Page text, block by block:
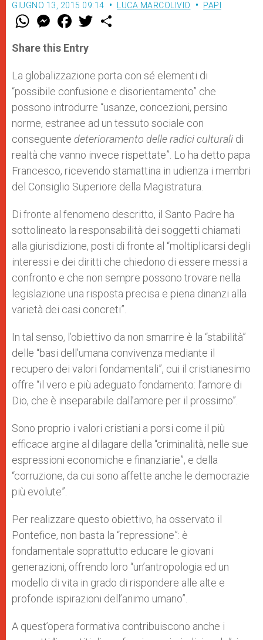
GIUGNO 13, 2015 09:14 LUCA MARCOLIVIO PAPI
W
t
s
p
p
M
e
s
e
g
e
r
F
a
e
b
o
k
w
Share this Entry
La globalizzazione porta con sé elementi di
“possibile confusione e disorientamento” che
possono introdurre “usanze, concezioni, persino
norme, estranee ad un tessuto sociale con
conseguente deterioramento delle radici culturali di
realtà che vanno invece rispettate”. Lo ha detto papa
Francesco, ricevendo stamattina in udienza i membri
del Consiglio Superiore della Magistratura.
Di fronte al fenomeno descritto, il Santo Padre ha
sottolineato la responsabilità dei soggetti chiamati
alla giurisdizione, posti di fronte al “moltiplicarsi degli
interessi e dei diritti che chiedono di essere messi a
confronto e che non sempre possono trovare nella
legislazione una risposta precisa e piena dinanzi alla
varietà dei casi concreti”.
In tal senso, l’obiettivo da non smarrire è la “stabilità”
delle “basi dell’umana convivenza mediante il
recupero dei valori fondamentali”, cui il cristianesimo
offre “il vero e più adeguato fondamento: l’amore di
Dio, che è inseparabile dall’amore per il prossimo”.
Sono proprio i valori cristiani a porsi come il più
efficace argine al dilagare della “criminalità, nelle sue
espressioni economiche e finanziarie”, e della
“corruzione, da cui sono affette anche le democrazie
più evolute”.
Per realizzare questo obiettivo, ha osservato il
Pontefice, non basta la “repressione”: è
fondamentale soprattutto educare le giovani
generazioni, offrendo loro “un’antropologia ed un
modello di vita in grado di rispondere alle alte e
profonde ispirazioni dell’animo umano”.
A quest’opera formativa contribuiscono anche i